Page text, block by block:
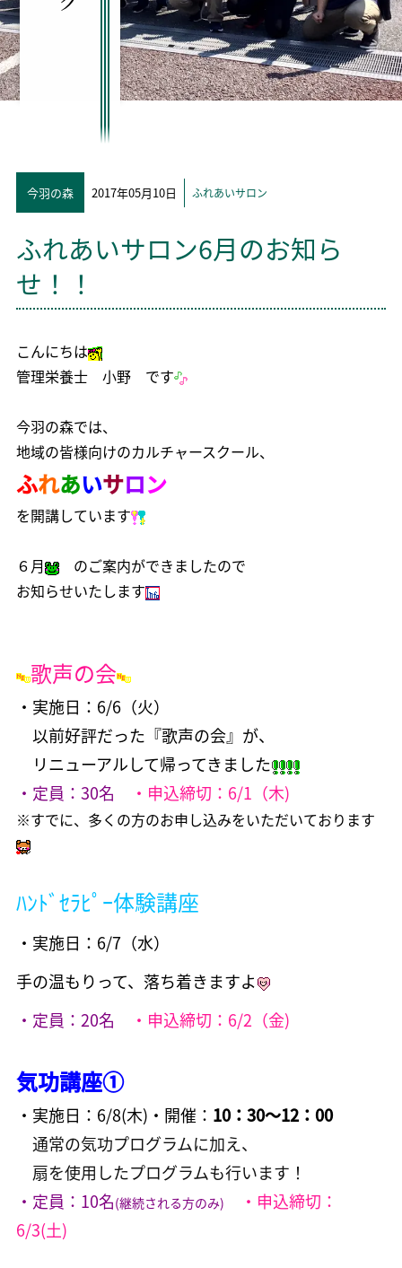
今羽の森 2017年05月10日 ふれあいサロン
ふれあいサロン6月のお知ら
せ！！
こんにちは
管理栄養士 小野 です
今羽の森では、
地域の皆様向けのカルチャースクール、
ふれあいサロン
を開講しています
６月
のご案内ができましたので
お知らせいたします
歌声の会
・実施日：6/6（火）
以前好評だった『歌声の会』が、
リニューアルして帰ってきました
・定員：30名
・申込締切：6/1（木)
※すでに、多くの方のお申し込みをいただいております
ﾊﾝﾄﾞｾﾗﾋﾟｰ体験講座
・実施日：6/7 （水）
手の温もりって、落ち着きますよ
・定員：20名
・ 申込締切：6/2 （金)
気功講座①
・実施日：6/8(木) ・開催： 10：30～12：00
通常の気功プログラムに加え、
扇を使用したプログラムも行います！
・定員：10名(継続される方のみ) ・ 申込締切：
6/3(土)